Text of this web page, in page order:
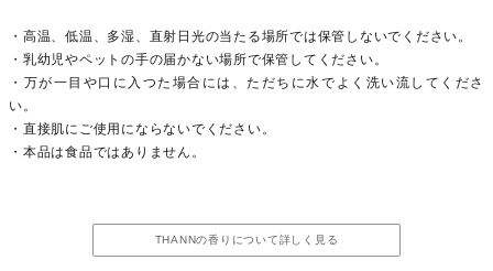
・高温、低温、多湿、直射日光の当たる場所では保管しないでください。
・乳幼児やペットの手の届かない場所で保管してください。
・万が一目や口に入つた場合には、ただちに水でよく洗い流してくださ
い。
・直接肌にご使用にならないでください。
・本品は食品ではありません。
THANNの香りについて詳しく見る